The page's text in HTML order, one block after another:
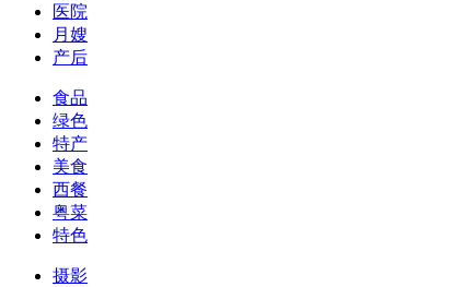
医院
月嫂
产后
食品
绿色
特产
美食
西餐
粤菜
特色
摄影